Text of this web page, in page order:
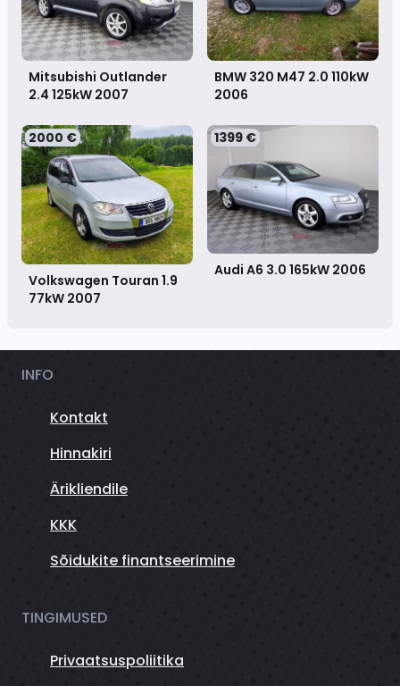
Mitsubishi Outlander
2.4 125kW 2007
BMW 320 M47 2.0 110kW
2006
2000 €
Volkswagen Touran 1.9
77kW 2007
1399 €
Audi A6 3.0 165kW 2006
INFO
Kontakt
Hinnakiri
Ärikliendile
KKK
Sõidukite finantseerimine
TINGIMUSED
Privaatsuspoliitika